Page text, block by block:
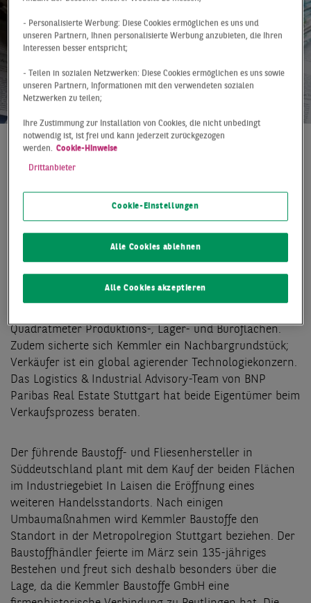
Reutlingen bei Stuttgart zwei Grundstücke mit einer
Gesamtfläche von über 11.000 Quadratmetern sowie
Standorterweiterung erworben: Im Industriegebiet „In
Laisen“ erwarb Kemmler zum einen von der Hi-Tech
Druckmaschinen AG, deren rund 9.400 Quadratmeter
Quadratmeter Produktions-, Lager- und Büroflächen.
Zudem sicherte sich Kemmler ein Nachbargrundstück;
Verkäufer ist ein global agierender Technologiekonzern.
Das Logistics & Industrial Advisory-Team von BNP
Paribas Real Estate Stuttgart hat beide Eigentümer beim
Verkaufsprozess beraten.
Der führende Baustoff- und Fliesenhersteller in
Süddeutschland plant mit dem Kauf der beiden Flächen
im Industriegebiet In Laisen die Eröffnung eines
weiteren Handelsstandorts. Nach einigen
Umbaumaßnahmen wird Kemmler Baustoffe den
Standort in der Metropolregion Stuttgart beziehen. Der
Baustoffhändler feierte im März sein 135-jähriges
Bestehen und freut sich deshalb besonders über die
Lage, da die Kemmler Baustoffe GmbH eine
- Personalisierte Werbung: Diese Cookies ermöglichen es uns und
unseren Partnern, Ihnen personalisierte Werbung anzubieten, die Ihren
Interessen besser entspricht;
- Teilen in sozialen Netzwerken: Diese Cookies ermöglichen es uns sowie
unseren Partnern, Informationen mit den verwendeten sozialen
Netzwerken zu teilen;
Ihre Zustimmung zur Installation von Cookies, die nicht unbedingt
notwendig ist, ist frei und kann jederzeit zurückgezogen
werden. Cookie-Hinweise
Drittanbieter
Cookie-Einstellungen
Alle Cookies ablehnen
Alle Cookies akzeptieren